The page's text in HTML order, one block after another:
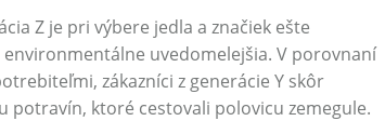
Z je pri výbere jedla a značiek ešte
environmentálne uvedomelejšia. V porovnaní
zákazníci z generácie Y skôr
potravín, ktoré cestovali polovicu zemegule.